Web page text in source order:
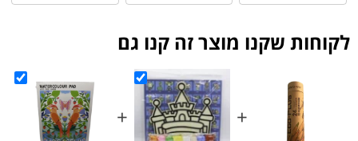
לקוחות שקנו מוצר זה קנו גם
+
+